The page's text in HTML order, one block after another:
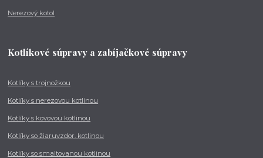
Nerezový kotol
Kotlíkové súpravy a zabíjačkové súpravy
Kotlíky s trojnožkou
Kotlíky s nerezovou kotlinou
Kotlíky s kovovou kotlinou
Kotlíky so žiaruvzdor. kotlinou
Kotlíky so smaltovanou kotlinou